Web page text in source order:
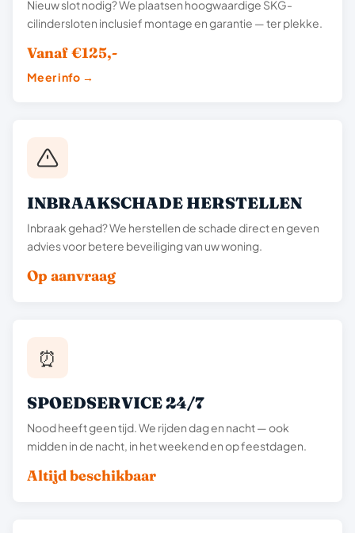
Nieuw slot nodig? We plaatsen hoogwaardige SKG-
cilindersloten inclusief montage en garantie — ter plekke.
Vanaf €125,-
Meer info →
INBRAAKSCHADE HERSTELLEN
Inbraak gehad? We herstellen de schade direct en geven
advies voor betere beveiliging van uw woning.
Op aanvraag
⏰
SPOEDSERVICE 24/7
Nood heeft geen tijd. We rijden dag en nacht — ook
midden in de nacht, in het weekend en op feestdagen.
Altijd beschikbaar